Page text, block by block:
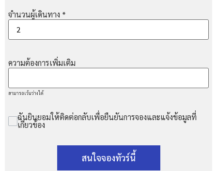
จำนวนผู้เดินทาง *
ความต้องการเพิ่มเติม
สามารถเว้นว่างได้
ฉันยินยอมให้ติดต่อกลับเพื่อยืนยันการจองและแจ้งข้อมูลที่
เกี่ยวข้อง
สนใจจองทัวร์นี้